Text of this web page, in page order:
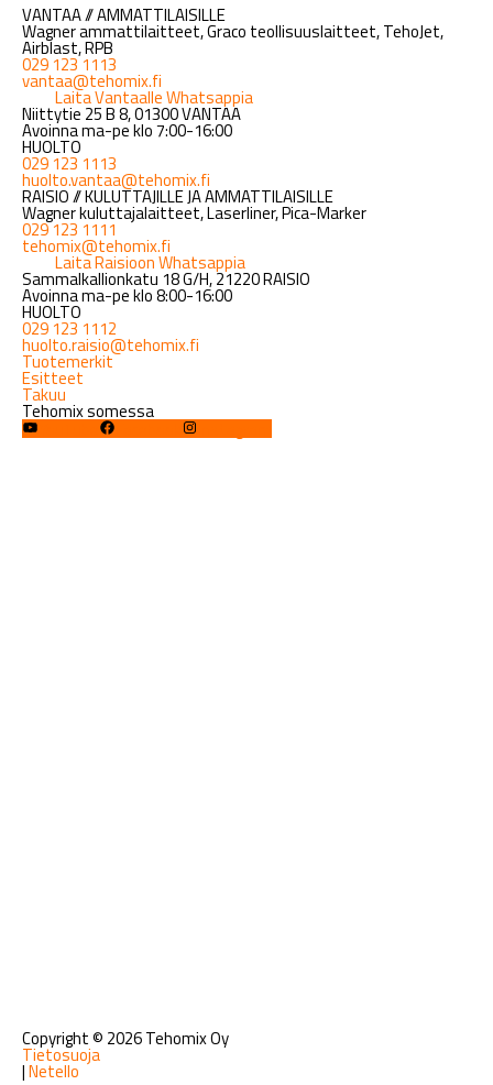
VANTAA // AMMATTILAISILLE
Wagner ammattilaitteet, Graco teollisuuslaitteet, TehoJet,
Airblast, RPB
029 123 1113
vantaa@tehomix.fi
Laita Vantaalle Whatsappia
Niittytie 25 B 8, 01300 VANTAA
Avoinna ma-pe klo 7:00-16:00
HUOLTO
029 123 1113
huolto.vantaa@tehomix.fi
RAISIO // KULUTTAJILLE JA AMMATTILAISILLE
Wagner kuluttajalaitteet, Laserliner, Pica-Marker
029 123 1111
tehomix@tehomix.fi
Laita Raisioon Whatsappia
Sammalkallionkatu 18 G/H, 21220 RAISIO
Avoinna ma-pe klo 8:00-16:00
HUOLTO
029 123 1112
huolto.raisio@tehomix.fi
Tuotemerkit
Esitteet
Takuu
Tehomix somessa
Copyright © 2026 Tehomix Oy
Tietosuoja
|Netello